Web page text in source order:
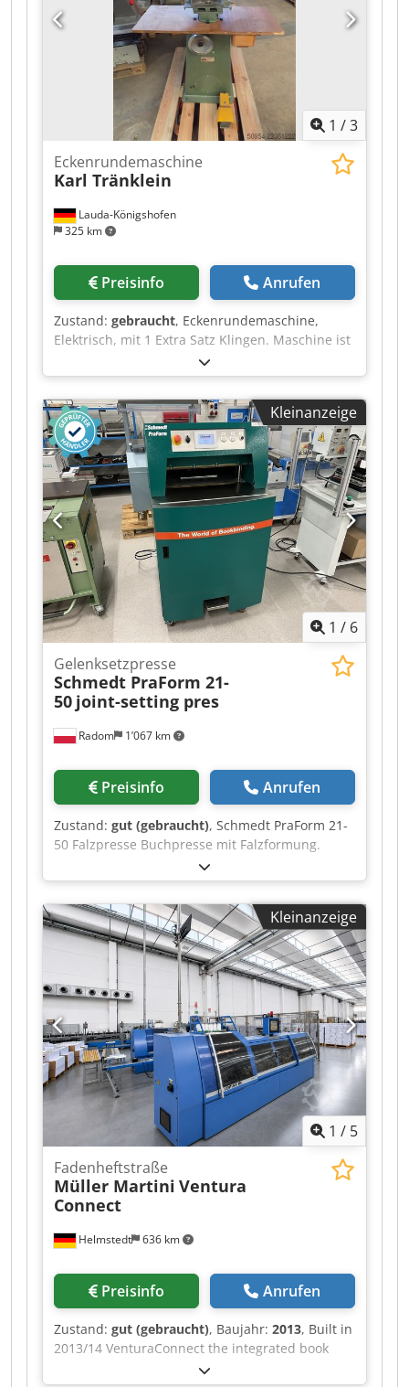
1 /3
Lauda-Königshofen
325 km
Eckenrundemaschine
Karl Tränklein
Preisinfo Anrufen
Zustand: gebraucht, Eckenrundemaschine,
Elektrisch, mit 1 Extra Satz Klingen. Maschine ist
in einem guten Zustand, sofort Verfügbar Bei
Interesse informieren wir Sie auch gerne über
weitere Maschinen in unserem Haus. Sie sind
herzlich willkommen, nach vorheriger
Terminabsprache, die Maschine in unserem
Haus zu besichtigen. Dcodpezmqfhjfx Aiask
Kleinanzeige
1 / 6
Radom 1’067 km
Gelenksetzpresse
Schmedt PraForm 21-
50 joint-setting pres
Preisinfo Anrufen
Zustand: gut (gebraucht), Schmedt PraForm 21-
50 Falzpresse Buchpresse mit Falzformung.
Dodezmnikopfx Aiaock Produktion Schmedt,
Deutschland. Die Maschine ist in sehr gutem
Zustand, produktionsbereit. Technische Daten:
max. Format: 450 x 520 x 100 mm Gewicht 264kg
Stromversorgung 230V + Druckluft.
Kleinanzeige
1 / 5
Helmstedt 636 km
Fadenheftstraße
Müller Martini Ventura
Connect
Preisinfo Anrufen
Zustand: gut (gebraucht), Baujahr: 2013, Built in
2013/14 VenturaConnect the integrated book
sewing system The Ventura MC can be in-